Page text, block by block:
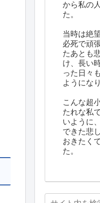
から私の
た。
当時は絶
必死で頑
たあとも
け、長い
った日々
ようにな
こんな超
たれな私
いように
できた悲
おきたく
た。